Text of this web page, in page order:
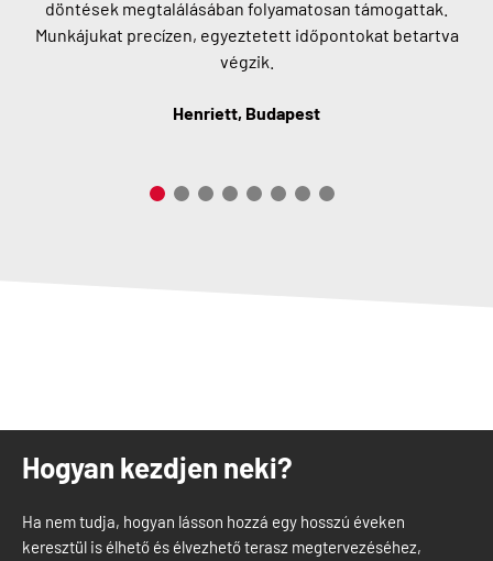
döntések megtalálásában folyamatosan támogattak.
Munkájukat precízen, egyeztetett időpontokat betartva
végzik.
Henriett, Budapest
Hogyan kezdjen neki?
Ha nem tudja, hogyan lásson hozzá egy hosszú éveken
keresztül is élhető és élvezhető terasz megtervezéséhez,